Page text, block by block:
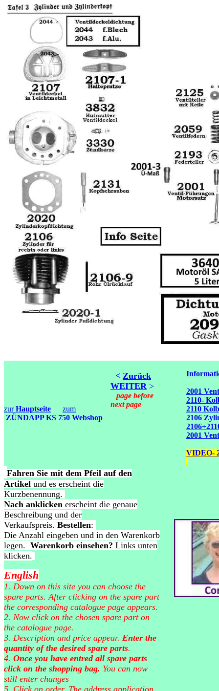
zurHauptseite
zum
ZÜNDAPP KS 750 Webshop
< Zurück
WEITER >
page before
next page
2001
2110-
2110
2106
2001
VIDEO-
Fahren Sie mit dem Pfeil auf den
Artikel und es erscheint die
Kurzbenennung.
Nach anklicken erscheint die genaue
Beschreibung und der
Verkaufspreis. Bestellen:
Die Anzahl eingeben und in den Warenkorb
legen. Warenkorb einsehen? Links unten
klicken.
English
1. Down on this site you can choose the
spare parts. After clicking on the spare part
the corresponding catalogue page appears.
2. Now click on the chosen spare part on
the catalogue page.
3. Description and price appear. Enter the
quantity of the desired spare parts.
4. Once you have entred all spare parts
click on the shopping bag. You can now
still enter changes
5. Click on order. The address application